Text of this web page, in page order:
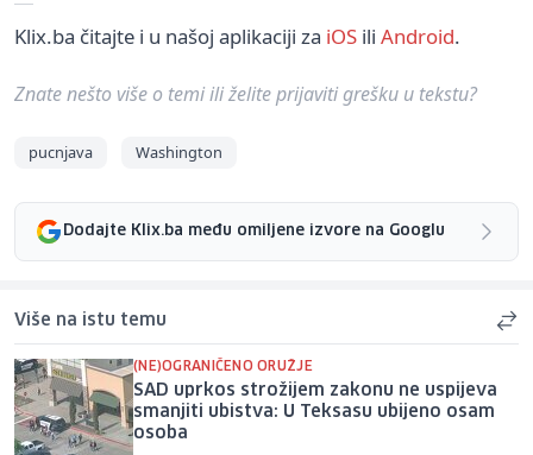
Klix.ba čitajte i u našoj aplikaciji za iOS ili Android.
Znate nešto više o temi ili želite prijaviti grešku u tekstu?
pucnjava Washington
Dodajte Klix.ba među omiljene izvore na Googlu
Više na istu temu
(NE)OGRANIČENO ORUŽJE
SAD uprkos strožijem zakonu ne uspijeva
smanjiti ubistva: U Teksasu ubijeno osam
osoba